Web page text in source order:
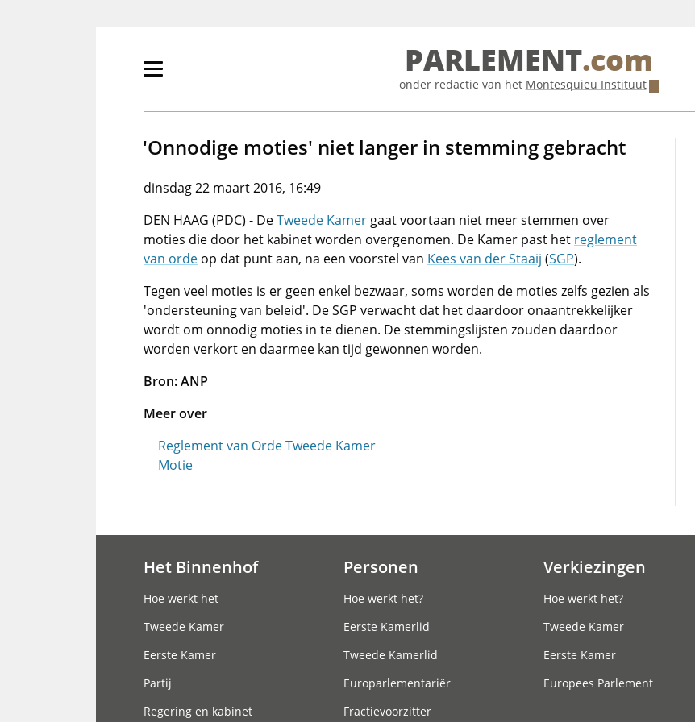
Primair
tonen/verbergen
PARLEMENT.com
onder redactie van het Montesquieu Instituut
'Onnodige moties' niet langer in stemming gebracht
dinsdag 22 maart 2016, 16:49
DEN HAAG (PDC) - DeTweede Kamer gaat voortaan niet meer stemmen over
moties die door het kabinet worden overgenomen. De Kamer past het reglement
van orde op dat punt aan, na een voorstel van Kees van der Staaij (SGP).
Tegen veel moties is er geen enkel bezwaar, soms worden de moties zelfs gezien als
'ondersteuning van beleid'. De SGP verwacht dat het daardoor onaantrekkelijker
wordt om onnodig moties in te dienen. De stemmingslijsten zouden daardoor
worden verkort en daarmee kan tijd gewonnen worden.
Bron: ANP
Meer over
Reglement van Orde Tweede Kamer
Motie
Het Binnenhof
Hoe werkt het
Tweede Kamer
Eerste Kamer
Partij
Regering en kabinet
Personen
Hoe werkt het?
Eerste Kamerlid
Tweede Kamerlid
Europarlementariër
Fractievoorzitter
Verkiezingen
Hoe werkt het?
Tweede Kamer
Eerste Kamer
Europees Parlement